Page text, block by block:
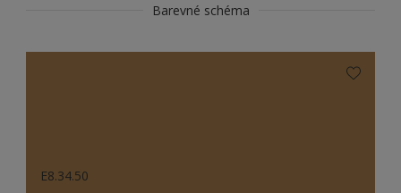
Barevné schéma
E8.34.50